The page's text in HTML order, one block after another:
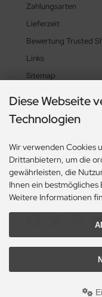
Zahlungsarten
Lieferzeit
Bewertung Trusted
Links
Sitemap
Zahlungsmethoden
Social Media
heikes-
Diese Webseite
Technologien
Wir verwenden Cookies
Drittanbietern, um die
gewährleisten, die
Ihnen ein bestmögliches
Weitere Informationen